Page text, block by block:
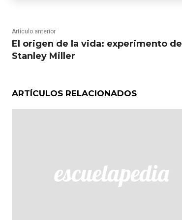
Artículo anterior
El origen de la vida: experimento de
Stanley Miller
ARTÍCULOS RELACIONADOS